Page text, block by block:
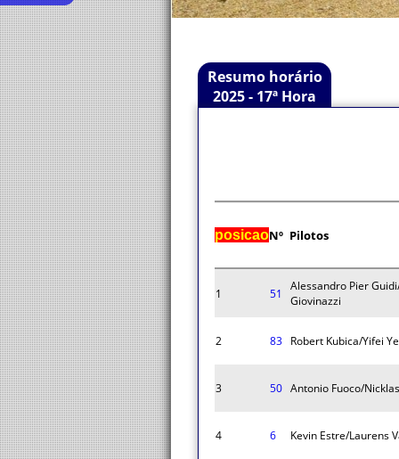
Resumo horário
2025 - 17ª Hora
posicaoNº Pilotos
1 51
Alessandro Pier
Giovinazzi
2 83 Robert Kubica/Yifei
3 50 Antonio Fuoco/
4 6 Kevin Estre/Laurens